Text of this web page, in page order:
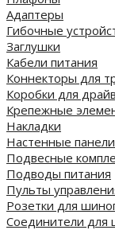
Адаптеры
Гибочные
Заглушки
Кабели питания
Коннекторы для
Коробки для
Крепежные
Накладки
Настенные
Подвесные
Подводы питания
Пульты
Розетки для
Соединители для